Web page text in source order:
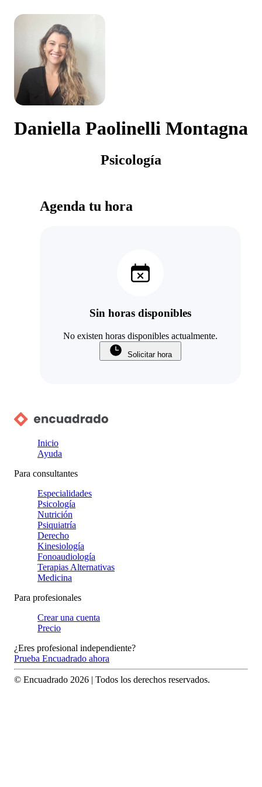
Daniella Paolinelli Montagna
Psicología
Agenda tu hora
Sin horas disponibles
No existen horas disponibles actualmente.
Solicitar hora
Inicio
Ayuda
Para consultantes
Especialidades
Psicología
Nutrición
Psiquiatría
Derecho
Kinesiología
Fonoaudiología
Terapias Alternativas
Medicina
Para profesionales
Crear una cuenta
Precio
¿Eres profesional independiente?
Prueba Encuadrado ahora
© Encuadrado 2026 | Todos los derechos reservados.